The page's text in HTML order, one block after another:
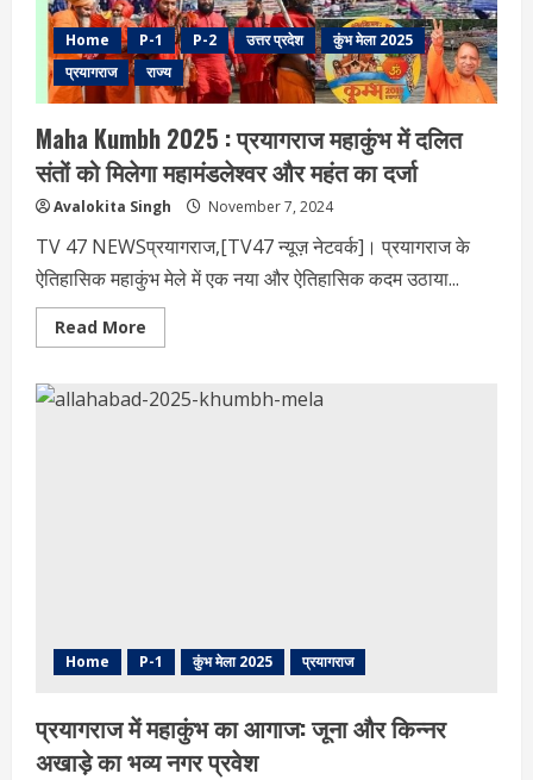
Home P-1 P-2 उत्तर प्रदेश
कुंभ मेला 2025
प्रयागराज
राज्य
Maha Kumbh 2025 : प्रयागराज महाकुंभ में दलित
संतों को मिलेगा महामंडलेश्वर और महंत का दर्जा
Avalokita Singh November 7, 2024
TV 47 NEWSप्रयागराज,[TV47 न्यूज़ नेटवर्क]। प्रयागराज के
ऐतिहासिक महाकुंभ मेले में एक नया और ऐतिहासिक कदम उठाया...
Read More
more
Kumbh
2025
Home P-1 कुंभ मेला 2025 प्रयागराज
प्रयागराज में महाकुंभ का आगाज: जूना और किन्नर
अखाड़े का भव्य नगर प्रवेश